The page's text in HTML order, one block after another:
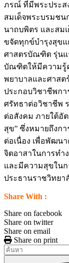
ภรณ์ ที่มีพระประส
สมเด็จพระบรมชน
นาถบพิตร และสม
ขจัดทุกข์บำรุงสุข
ศาสตรบัณฑิต รุ่นแ
บัณฑิตให้มีความรู้
พยาบาลและศาสต
ประกอบวิชาชีพก
ศรัทธาต่อวิชาชีพ
ต่อสังคม ภายใต้อั
สุข” ซึ่งหมายถึงก
ต่อเนื่อง เพื่อพัฒน
จิตอาสาในการทำ
และมีความสุขใน
ประธานราชวิทยา
Share With :
Share on facebook
Share on twitter
Share on email
Share on print